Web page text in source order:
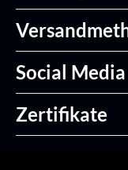
Social Media
Zertifikate